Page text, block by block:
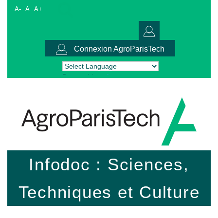
A- A A+
Connexion AgroParisTech
Powered by Translate
Infodoc : Sciences,
Techniques et Culture